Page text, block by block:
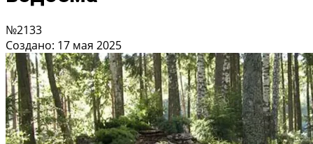
№2133
Создано: 17 мая 2025